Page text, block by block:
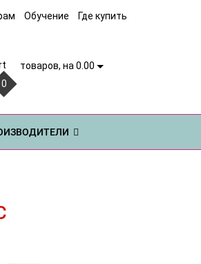
Обучение Где купить
0
товаров, на 0.00